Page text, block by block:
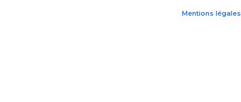
Mentions légales